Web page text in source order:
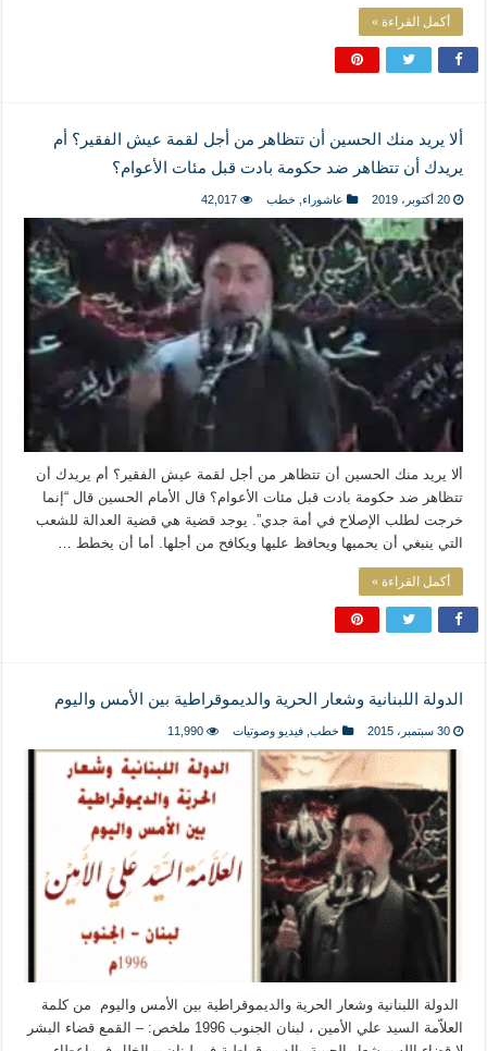
أكمل القراءة »
ألا يريد منك الحسين أن تتظاهر من أجل لقمة عيش الفقير؟ أم
يريدك أن تتظاهر ضد حكومة بادت قبل مئات الأعوام؟
20 أكتوبر، 2019 عاشوراء خطب 42,017
ألا يريد منك الحسين أن تتظاهر من أجل لقمة عيش الفقير؟ أم يريدك أن
تتظاهر ضد حكومة بادت قبل مئات الأعوام؟ قال الأمام الحسين قال “إنما
خرجت لطلب الإصلاح في أمة جدي”. يوجد قضية هي قضية العدالة للشعب
التي ينبغي أن يحميها ويحافظ عليها ويكافح من أجلها. أما أن يخطط …
أكمل القراءة »
الدولة اللبنانية وشعار الحرية والديموقراطية بين الأمس واليوم
30 سبتمبر، 2015 خطب, فيديو وصوتيات 11,990
الدولة اللبنانية وشعار الحرية والديموقراطية بين الأمس واليوم من كلمة
العلاّمة السيد علي الأمين ، لبنان الجنوب 1996 ملخص: – القمع قضاء البشر